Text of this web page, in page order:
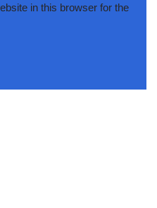
in this browser for the